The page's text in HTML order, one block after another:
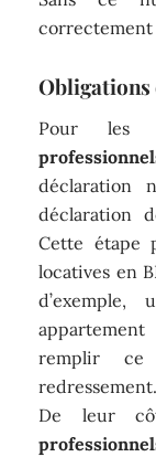
correctement
Obligations
Pour les
déclaration
déclaration
Cette étape
locatives en
remplir ce
redressement.
De leur